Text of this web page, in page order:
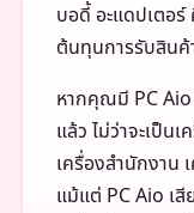
บอดี้ อะแดปเตอร์
ต้นทุนการรับสินค้
หากคุณมี PC Aio
แล้ว ไม่ว่าจะเป็น
เครื่องสำนักงาน
แม้แต่ PC Aio เ